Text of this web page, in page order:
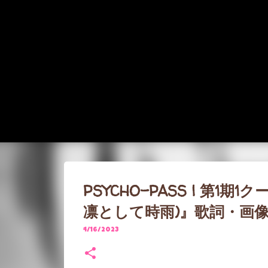
PSYCHO-PASS | 第1期1
凛として時雨)』歌詞・画
4/16/2023